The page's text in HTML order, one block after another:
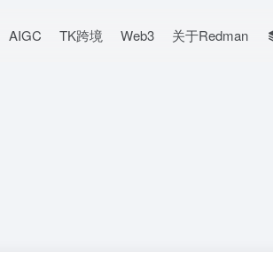
AIGC TK跨境 Web3 关于Redman